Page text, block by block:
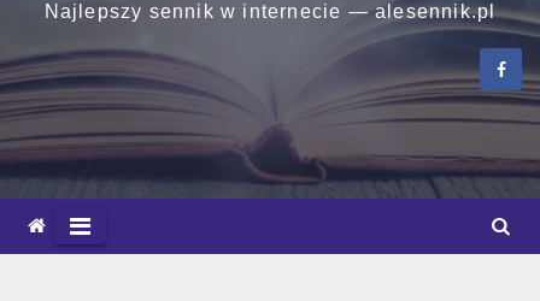
Najlepszy sennik w internecie — alesennik.pl